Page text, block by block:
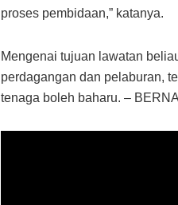
proses pembidaan,” katanya.
Mengenai tujuan lawatan
perdagangan dan pelaburan,
tenaga boleh baharu. –